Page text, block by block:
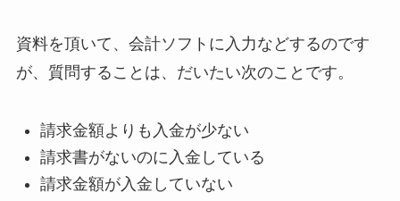
資料を頂いて、会計ソフトに入力などするのです
が、質問することは、だいたい次のことです。
請求金額よりも入金が少ない
請求書がないのに入金している
請求金額が入金していない